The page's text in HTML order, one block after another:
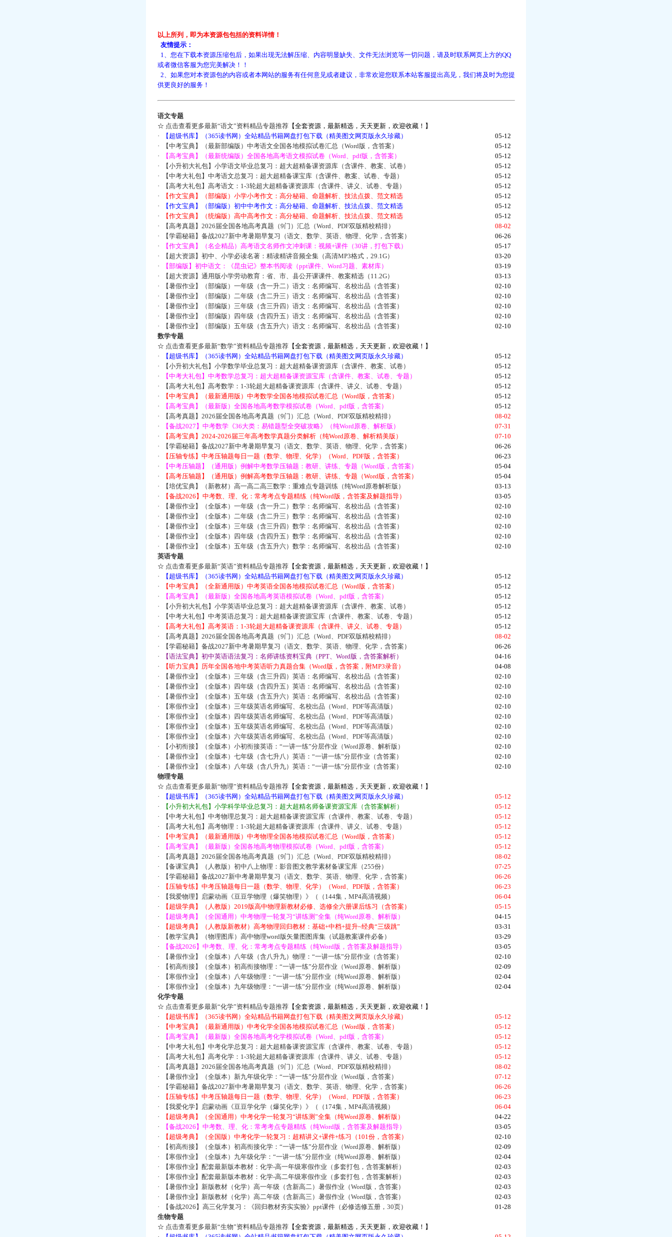
以上所列，即为本资源包包括的资料详情！
友情提示：
1、您在下载本资源压缩包后，如果出现无法解压缩、内容明显缺失、文件无法浏览等一切问题，请及时联系网页上方的QQ
或者微信客服为您完美解决！！
2、如果您对本资源包的内容或者本网站的服务有任何意见或者建议，非常欢迎您联系本站客服提出高见，我们将及时为您提
供更良好的服务！
语文专题
☆ 点击查看更多最新“语文”资料精品专题推荐【全套资源，最新精选，天天更新，欢迎收藏！】
·
【超级书库】（365读书网）全站精品书籍网盘打包下载（精美图文网页版永久珍藏）
05-12
·
【中考宝典】（最新部编版）中考语文全国各地模拟试卷汇总（Word版，含答案）
05-12
·
【高考宝典】（最新统编版）全国各地高考语文模拟试卷（Word、pdf版，含答案）
05-12
·
【小升初大礼包】小学语文毕业总复习：超大超精备课资源库（含课件、教案、试卷）
05-12
·
【中考大礼包】中考语文总复习：超大超精备课宝库（含课件、教案、试卷、专题）
05-12
·
【高考大礼包】高考语文：1-3轮超大超精备课资源库（含课件、讲义、试卷、专题）
05-12
·
【作文宝典】（部编版）小学小考作文：高分秘籍、命题解析、技法点拨、范文精选
05-12
·
【作文宝典】（部编版）初中中考作文：高分秘籍、命题解析、技法点拨、范文精选
05-12
·
【作文宝典】（统编版）高中高考作文：高分秘籍、命题解析、技法点拨、范文精选
05-12
·
【高考真题】2026届全国各地高考真题（9门）汇总（Word、PDF双版精校精排）
08-02
·
【学霸秘籍】备战2027新中考暑期早复习（语文、数学、英语、物理、化学，含答案）
06-26
·
【作文宝典】（名企精品）高考语文名师作文冲刺课：视频+课件（30讲，打包下载）
05-17
·
【超大资源】初中、小学必读名著：精读精讲音频全集（高清MP3格式，29.1G）
03-20
·
【部编版】初中语文：《昆虫记》整本书阅读（ppt课件、Word习题、素材库）
03-19
·
【超大资源】通用版小学劳动教育：省、市、县公开课课件、教案精选（11.2G）
03-13
·
【暑假作业】（部编版）一年级（含一升二）语文：名师编写、名校出品（含答案）
02-10
·
【暑假作业】（部编版）二年级（含二升三）语文：名师编写、名校出品（含答案）
02-10
·
【暑假作业】（部编版）三年级（含三升四）语文：名师编写、名校出品（含答案）
02-10
·
【暑假作业】（部编版）四年级（含四升五）语文：名师编写、名校出品（含答案）
02-10
·
【暑假作业】（部编版）五年级（含五升六）语文：名师编写、名校出品（含答案）
02-10
数学专题
☆ 点击查看更多最新“数学”资料精品专题推荐【全套资源，最新精选，天天更新，欢迎收藏！】
·
【超级书库】（365读书网）全站精品书籍网盘打包下载（精美图文网页版永久珍藏）
05-12
·
【小升初大礼包】小学数学毕业总复习：超大超精备课资源库（含课件、教案、试卷）
05-12
·
【中考大礼包】中考数学总复习：超大超精备课资源宝库（含课件、教案、试卷、专题）
05-12
·
【高考大礼包】高考数学：1-3轮超大超精备课资源库（含课件、讲义、试卷、专题）
05-12
·
【中考宝典】（最新通用版）中考数学全国各地模拟试卷汇总（Word版，含答案）
05-12
·
【高考宝典】（最新版）全国各地高考数学模拟试卷（Word、pdf版，含答案）
05-12
·
【高考真题】2026届全国各地高考真题（9门）汇总（Word、PDF双版精校精排）
08-02
·
【备战2027】中考数学《36大类：易错题型全突破攻略》（纯Word原卷、解析版）
07-31
·
【高考宝典】2024-2026届三年高考数学真题分类解析（纯Word原卷、解析精美版）
07-10
·
【学霸秘籍】备战2027新中考暑期早复习（语文、数学、英语、物理、化学，含答案）
06-26
·
【压轴专练】中考压轴题每日一题（数学、物理、化学）（Word、PDF版，含答案）
06-23
·
【中考压轴题】（通用版）例解中考数学压轴题：教研、讲练、专题（Word版，含答案）
05-04
·
【高考压轴题】（通用版）例解高考数学压轴题：教研、讲练、专题（Word版，含答案）
05-04
·
【培优宝典】（新教材）高一高二高三数学：重难点专题训练（纯Word原卷解析版）
03-13
·
【备战2026】中考数、理、化：常考考点专题精练（纯Word版，含答案及解题指导）
03-05
·
【暑假作业】（全版本）一年级（含一升二）数学：名师编写、名校出品（含答案）
02-10
·
【暑假作业】（全版本）二年级（含二升三）数学：名师编写、名校出品（含答案）
02-10
·
【暑假作业】（全版本）三年级（含三升四）数学：名师编写、名校出品（含答案）
02-10
·
【暑假作业】（全版本）四年级（含四升五）数学：名师编写、名校出品（含答案）
02-10
·
【暑假作业】（全版本）五年级（含五升六）数学：名师编写、名校出品（含答案）
02-10
英语专题
☆ 点击查看更多最新“英语”资料精品专题推荐【全套资源，最新精选，天天更新，欢迎收藏！】
·
【超级书库】（365读书网）全站精品书籍网盘打包下载（精美图文网页版永久珍藏）
05-12
·
【中考宝典】（全新通用版）中考英语全国各地模拟试卷汇总（Word版，含答案）
05-12
·
【高考宝典】（最新版）全国各地高考英语模拟试卷（Word、pdf版，含答案）
05-12
·
【小升初大礼包】小学英语毕业总复习：超大超精备课资源库（含课件、教案、试卷）
05-12
·
【中考大礼包】中考英语总复习：超大超精备课资源宝库（含课件、教案、试卷、专题）
05-12
·
【高考大礼包】高考英语：1-3轮超大超精备课资源库（含课件、讲义、试卷、专题）
05-12
·
【高考真题】2026届全国各地高考真题（9门）汇总（Word、PDF双版精校精排）
08-02
·
【学霸秘籍】备战2027新中考暑期早复习（语文、数学、英语、物理、化学，含答案）
06-26
·
【语法宝典】初中英语语法复习：名师讲练资料宝典（PPT、Word版，含答案解析）
04-16
·
【听力宝典】历年全国各地中考英语听力真题合集（Word版，含答案，附MP3录音）
04-08
·
【暑假作业】（全版本）三年级（含三升四）英语：名师编写、名校出品（含答案）
02-10
·
【暑假作业】（全版本）四年级（含四升五）英语：名师编写、名校出品（含答案）
02-10
·
【暑假作业】（全版本）五年级（含五升六）英语：名师编写、名校出品（含答案）
02-10
·
【寒假作业】（全版本）三年级英语名师编写、名校出品（Word、PDF等高清版）
02-10
·
【寒假作业】（全版本）四年级英语名师编写、名校出品（Word、PDF等高清版）
02-10
·
【寒假作业】（全版本）五年级英语名师编写、名校出品（Word、PDF等高清版）
02-10
·
【寒假作业】（全版本）六年级英语名师编写、名校出品（Word、PDF等高清版）
02-10
·
【小初衔接】（全版本）小初衔接英语：“一讲一练”分层作业（Word原卷、解析版）
02-10
·
【暑假作业】（全版本）七年级（含七升八）英语：“一讲一练”分层作业（含答案）
02-10
·
【暑假作业】（全版本）八年级（含八升九）英语：“一讲一练”分层作业（含答案）
02-10
物理专题
☆ 点击查看更多最新“物理”资料精品专题推荐【全套资源，最新精选，天天更新，欢迎收藏！】
·
【超级书库】（365读书网）全站精品书籍网盘打包下载（精美图文网页版永久珍藏）
05-12
·
【小升初大礼包】小学科学毕业总复习：超大超精名师备课资源宝库（含答案解析）
05-12
·
【中考大礼包】中考物理总复习：超大超精备课资源宝库（含课件、教案、试卷、专题）
05-12
·
【高考大礼包】高考物理：1-3轮超大超精备课资源库（含课件、讲义、试卷、专题）
05-12
·
【中考宝典】（最新通用版）中考物理全国各地模拟试卷汇总（Word版，含答案）
05-12
·
【高考宝典】（最新版）全国各地高考物理模拟试卷（Word、pdf版，含答案）
05-12
·
【高考真题】2026届全国各地高考真题（9门）汇总（Word、PDF双版精校精排）
08-02
·
【备课宝典】（人教版）初中八上物理：影音图文教学素材备课宝库（255份）
07-25
·
【学霸秘籍】备战2027新中考暑期早复习（语文、数学、英语、物理、化学，含答案）
06-26
·
【压轴专练】中考压轴题每日一题（数学、物理、化学）（Word、PDF版，含答案）
06-23
·
【我爱物理】启蒙动画《豆豆学物理（爆笑物理）》（（144集，MP4高清视频）
06-04
·
【超级学典】（人教版）2019版高中物理新教材必修、选修全六册课后练习（含答案）
05-15
·
【超级考典】（全国通用）中考物理一轮复习“讲练测”全集（纯Word原卷、解析版）
04-15
·
【超级考典】（人教版新教材）高考物理回归教材：基础+中档+提升~经典“三级跳”
03-31
·
【教学宝典】（物理图库）高中物理word版矢量图图库集（试题教案课件必备）
03-29
·
【备战2026】中考数、理、化：常考考点专题精练（纯Word版，含答案及解题指导）
03-05
·
【暑假作业】（全版本）八年级（含八升九）物理：“一讲一练”分层作业（含答案）
02-10
·
【初高衔接】（全版本）初高衔接物理：“一讲一练”分层作业（Word原卷、解析版）
02-09
·
【寒假作业】（全版本）八年级物理：“一讲一练”分层作业（纯Word原卷、解析版）
02-04
·
【寒假作业】（全版本）九年级物理：“一讲一练”分层作业（纯Word原卷、解析版）
02-04
化学专题
☆ 点击查看更多最新“化学”资料精品专题推荐【全套资源，最新精选，天天更新，欢迎收藏！】
·
【超级书库】（365读书网）全站精品书籍网盘打包下载（精美图文网页版永久珍藏）
05-12
·
【中考宝典】（最新通用版）中考化学全国各地模拟试卷汇总（Word版，含答案）
05-12
·
【高考宝典】（最新版）全国各地高考化学模拟试卷（Word、pdf版，含答案）
05-12
·
【中考大礼包】中考化学总复习：超大超精备课资源宝库（含课件、教案、试卷、专题）
05-12
·
【高考大礼包】高考化学：1-3轮超大超精备课资源库（含课件、讲义、试卷、专题）
05-12
·
【高考真题】2026届全国各地高考真题（9门）汇总（Word、PDF双版精校精排）
08-02
·
【暑假作业】（全版本）新九年级化学：“一讲一练”分层作业（Word版，含答案）
07-12
·
【学霸秘籍】备战2027新中考暑期早复习（语文、数学、英语、物理、化学，含答案）
06-26
·
【压轴专练】中考压轴题每日一题（数学、物理、化学）（Word、PDF版，含答案）
06-23
·
【我爱化学】启蒙动画《豆豆学化学（爆笑化学）》（（174集，MP4高清视频）
06-04
·
【超级考典】（全国通用）中考化学一轮复习“讲练测”全集（纯Word原卷、解析版）
04-22
·
【备战2026】中考数、理、化：常考考点专题精练（纯Word版，含答案及解题指导）
03-05
·
【超级考典】（全国版）中考化学一轮复习：超精讲义+课件+练习（101份，含答案）
02-10
·
【初高衔接】（全版本）初高衔接化学：“一讲一练”分层作业（Word原卷、解析版）
02-09
·
【寒假作业】（全版本）九年级化学：“一讲一练”分层作业（纯Word原卷、解析版）
02-04
·
【寒假作业】配套最新版本教材：化学-高一年级寒假作业（多套打包，含答案解析）
02-03
·
【寒假作业】配套最新版本教材：化学-高二年级寒假作业（多套打包，含答案解析）
02-03
·
【暑假作业】新版教材（化学）高一年级（含新高二）暑假作业（Word版，含答案）
02-03
·
【暑假作业】新版教材（化学）高二年级（含新高三）暑假作业（Word版，含答案）
02-03
·
【备战2026】高三化学复习：《回归教材夯实实验》ppt课件（必修选修五册，30页）
01-28
生物专题
☆ 点击查看更多最新“生物”资料精品专题推荐【全套资源，最新精选，天天更新，欢迎收藏！】